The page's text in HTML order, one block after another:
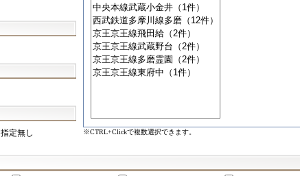
指定無し ※CTRL+Clickで複数選択できます。